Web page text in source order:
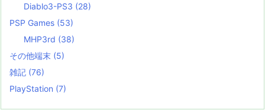
Diablo3-PS3 (28)
PSP Games (53)
MHP3rd (38)
その他端末 (5)
雑記 (76)
PlayStation (7)